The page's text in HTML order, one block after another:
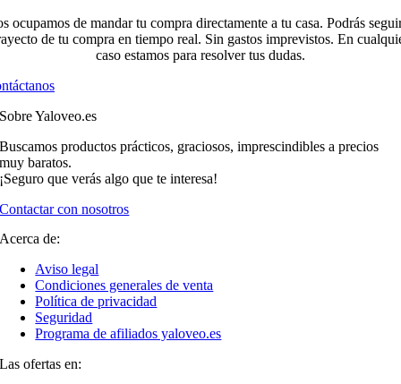
ocupamos de mandar tu compra directamente a tu casa. Podrás
de tu compra en tiempo real. Sin gastos imprevistos. En
caso estamos para resolver tus dudas.
Sobre Yaloveo.es
Buscamos productos prácticos, graciosos, imprescindibles a precios
muy baratos.
¡Seguro que verás algo que te interesa!
Contactar con nosotros
Acerca de:
Aviso legal
Condiciones generales de venta
Política de privacidad
Seguridad
Programa de afiliados yaloveo.es
Las ofertas en: